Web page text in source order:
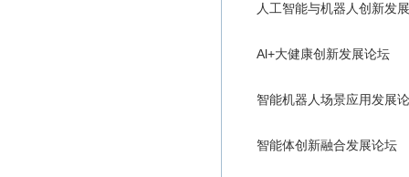
人工智能与机器人创新发
Al+大健康创新发展论坛
智能机器人场景应用发展
智能体创新融合发展论坛